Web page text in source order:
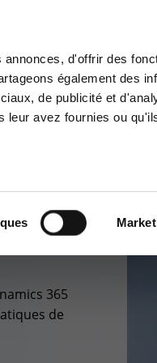
d'offrir des
également des
de publicité et
leur avez fournies ou
de services
+32(0)800/12.712
+32(0)800/12.812
- Fr)
support-cpld@keyes.eu
GOUVERNANCE
365
de